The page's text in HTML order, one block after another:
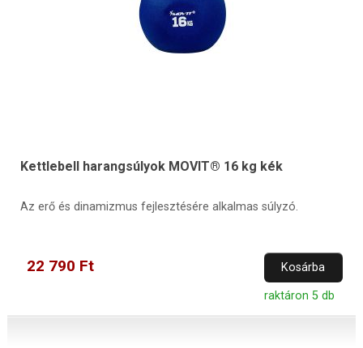
Kettlebell harangsúlyok MOVIT® 16 kg kék
Az erő és dinamizmus fejlesztésére alkalmas súlyzó.
22 790 Ft Kosárba
raktáron 5 db